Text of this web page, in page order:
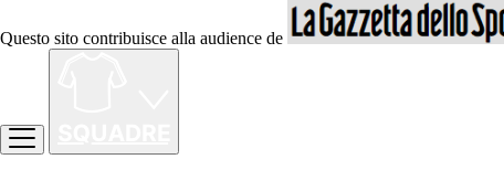
Questo sito contribuisce alla audience de